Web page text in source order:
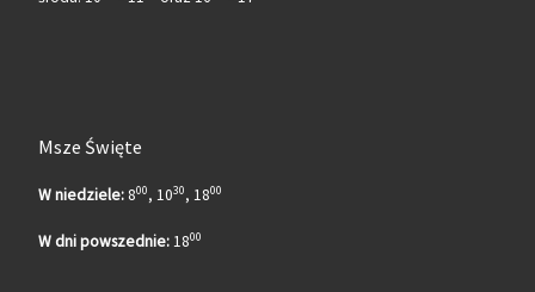
Msze Święte
W niedziele: 800, 1030, 1800
W dni powszednie:1800